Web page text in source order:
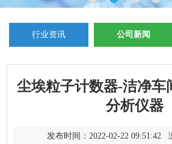
行业资讯 公司新闻
尘埃粒子计数器-洁净车
分析仪器
发布时间：2022-02-22 09:51:42